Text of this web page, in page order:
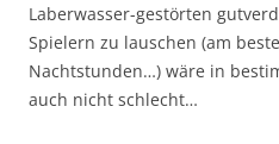
Laberwasser-gestörten
Spielern zu lauschen (am
Nachtstunden…) wäre in
auch nicht schlecht…